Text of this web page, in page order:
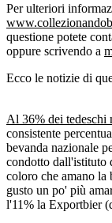
Per ulteriori
questione potete
oppure scrivendo a
Ecco le notizie di
Al 36% dei tedeschi
consistente
bevanda nazionale
condotto dall'istituto
coloro che amano
gusto un po' più
l'11% la Exportbier